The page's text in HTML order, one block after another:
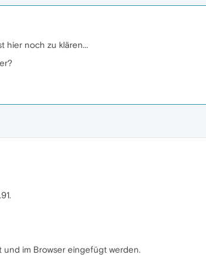
hier noch zu klären...
und im Browser eingefügt werden.